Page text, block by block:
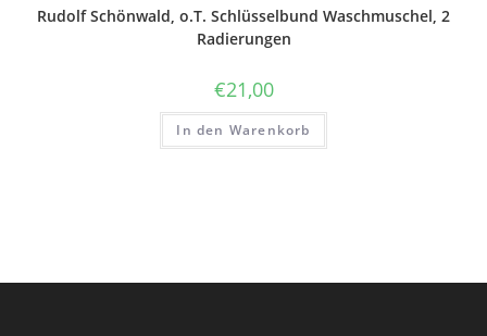
Rudolf Schönwald, o.T. Schlüsselbund Waschmuschel, 2
Radierungen
€21,00
In den Warenkorb